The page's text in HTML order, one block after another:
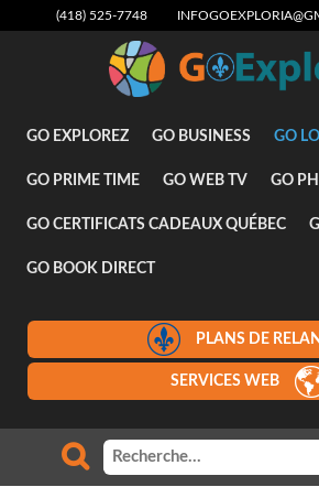
(418) 525-7748
GO EXPLOREZ GO BUSINESS GO
GO PRIME TIME GO WEB TV GO
GO CERTIFICATS CADEAUX QUÉBEC
GO BOOK DIRECT
PLANS DE
SERVICES WEB